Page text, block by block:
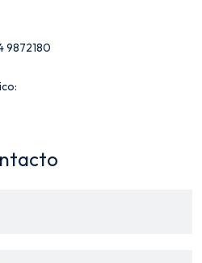
9872180